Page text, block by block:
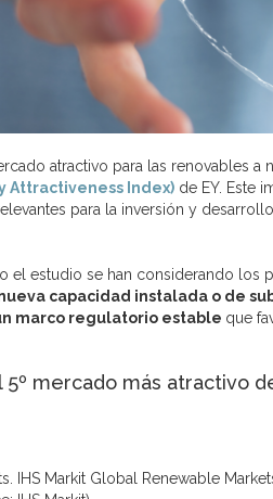
atractivo para las renovables
Attractiveness Index) de EY. Este
para la inversión y
el estudio se han considerando
capacidad instalada o de
marco regulatorio estable que
5º mercado más atractivo